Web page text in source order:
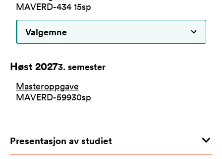
MAVERD-434 15sp
Valgemne
Høst 20273. semester
Masteroppgave
MAVERD-59930sp
Presentasjon av studiet